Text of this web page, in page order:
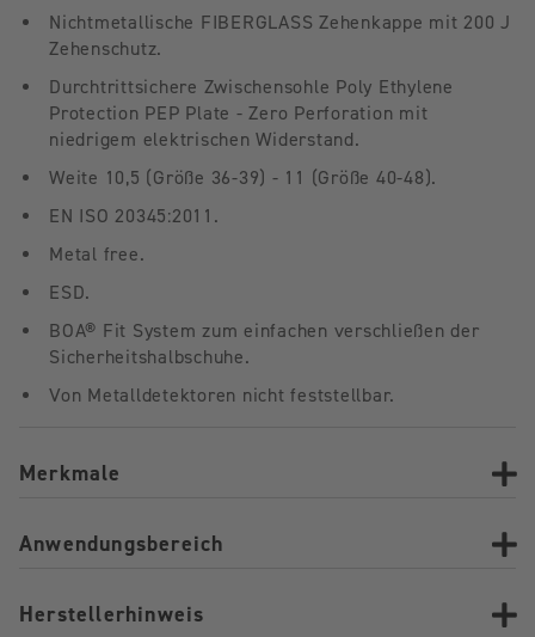
Nichtmetallische FIBERGLASS Zehenkappe mit 200 J
Zehenschutz.
Durchtrittsichere Zwischensohle Poly Ethylene
Protection PEP Plate - Zero Perforation mit
niedrigem elektrischen Widerstand.
Weite 10,5 (Größe 36-39) - 11 (Größe 40-48).
EN ISO 20345:2011.
Metal free.
ESD.
BOA® Fit System zum einfachen verschließen der
Sicherheitshalbschuhe.
Von Metalldetektoren nicht feststellbar.
Merkmale
Anwendungsbereich
Herstellerhinweis